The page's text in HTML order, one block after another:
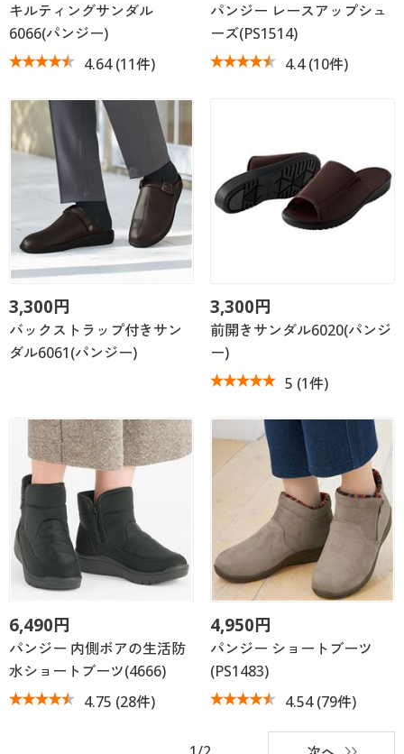
キルティングサンダル
6066(パンジー)
4.64(11件)
パンジー レースアップシュ
ーズ(PS1514)
4.4(10件)
3,300円
バックストラップ付きサン
ダル6061(パンジー)
3,300円
前開きサンダル6020(パンジ
ー)
5 (1件)
6,490円
パンジー 内側ボアの生活防
水ショートブーツ(4666)
4.75 (28件)
4,950円
パンジー ショートブーツ
(PS1483)
4.54(79件)